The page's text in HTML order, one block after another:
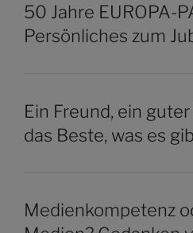
50 Jahre EUROPA-
Persönliches zum
Ein Freund, ein
das Beste, was es
Medienkompetenz